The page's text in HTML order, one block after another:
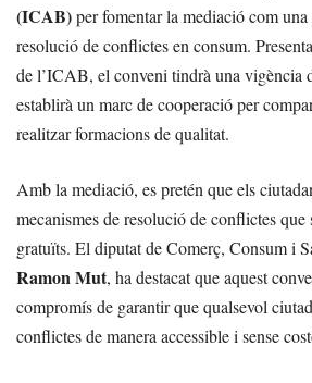
(ICAB)per fomentar la mediació com
resolució de conflictes en consum.
de l’ICAB, el conveni tindrà una vigència
establirà un marc de cooperació per
realitzar formacions de qualitat.
Amb la mediació, es pretén que els
mecanismes de resolució de conflictes
gratuïts. El diputat de Comerç, Consum i
Ramon Mut, ha destacat que aquest
compromís de garantir que qualsevol
conflictes de manera accessible i sense